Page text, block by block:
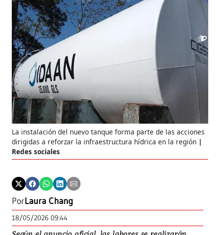
La instalación del nuevo tanque forma parte de las acciones
dirigidas a reforzar la infraestructura hídrica en la región
Redes sociales
PorLaura Chang
18/05/2026 09:44